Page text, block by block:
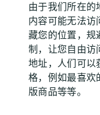
由于我们所在的
内容可能无法访
藏您的位置，规
制，让您自由访
地址，人们可以
格，例如最喜欢
版商品等等。